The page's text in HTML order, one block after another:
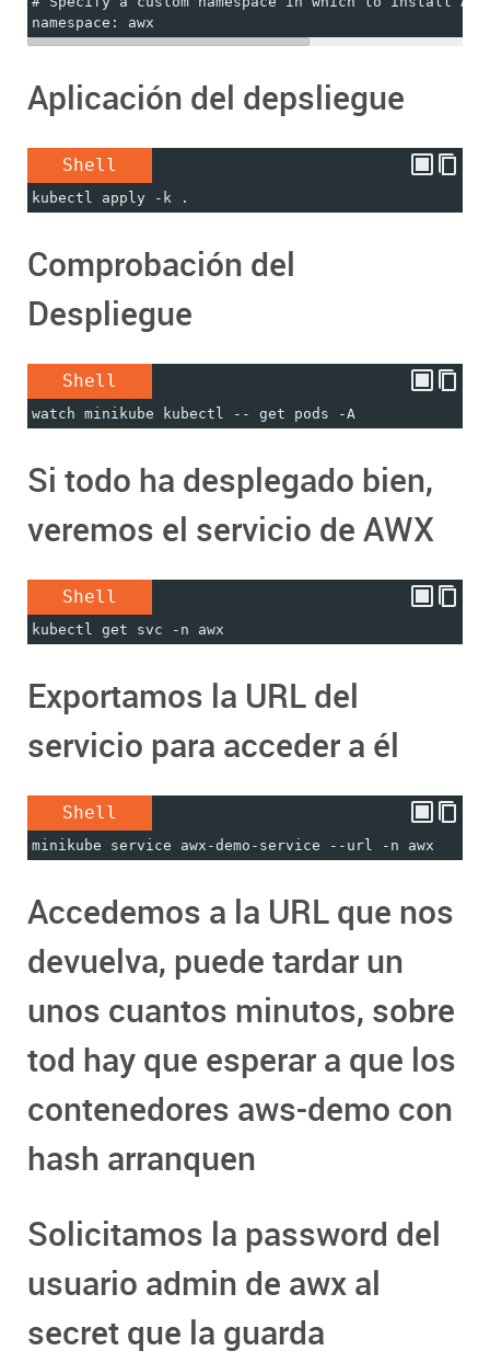
namespace: awx
Aplicación del depsliegue
Shell
kubectl apply -k .
Comprobación del
Despliegue
Shell
watch minikube kubectl -- get pods -A
Si todo ha desplegado bien,
veremos el servicio de AWX
Shell
kubectl get svc -n awx
Exportamos la URL del
servicio para acceder a él
Shell
minikube service awx-demo-service --url -n awx
Accedemos a la URL que nos
devuelva, puede tardar un
unos cuantos minutos, sobre
tod hay que esperar a que los
contenedores aws-demo con
hash arranquen
Solicitamos la password del
usuario admin de awx al
secret que la guarda